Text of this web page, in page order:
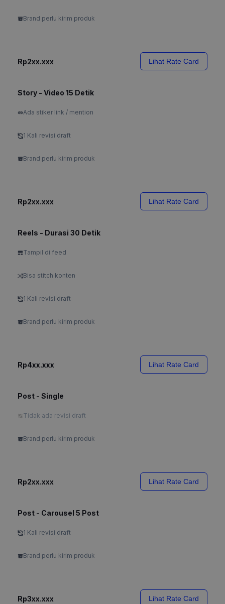
Brand perlu kirim produk
Rp2xx.xxx Lihat Rate Card
Story - Video 15 Detik
Ada stiker link / mention
1 Kali revisi draft
Brand perlu kirim produk
Rp2xx.xxx Lihat Rate Card
Reels - Durasi 30 Detik
Tampil di feed
Bisa stitch konten
1 Kali revisi draft
Brand perlu kirim produk
Rp4xx.xxx Lihat Rate Card
Post - Single
Tidak ada revisi draft
Brand perlu kirim produk
Rp2xx.xxx Lihat Rate Card
Post - Carousel 5 Post
1 Kali revisi draft
Brand perlu kirim produk
Rp3xx.xxx Lihat Rate Card